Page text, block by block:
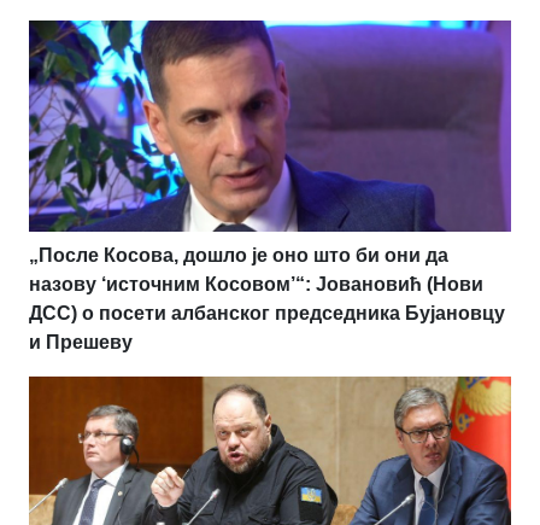
„После Косова, дошло је оно што би они да
назову ‘источним Косовом’“: Јовановић (Нови
ДСС) о посети албанског председника Бујановцу
и Прешеву